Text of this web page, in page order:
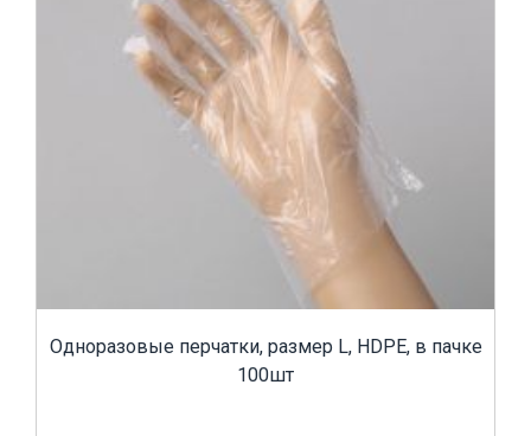
Одноразовые перчатки, размер L, HDPE, в пачке
100шт